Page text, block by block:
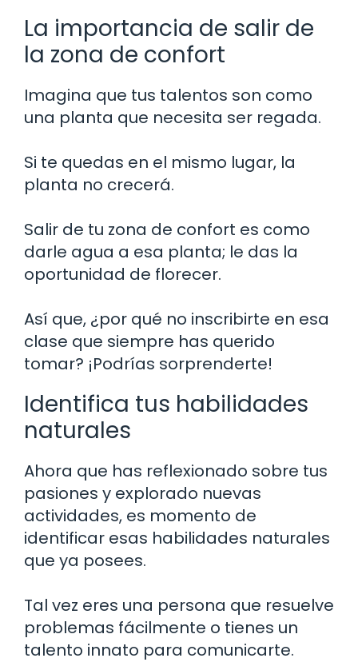
La importancia de salir de
la zona de confort
Imagina que tus talentos son como
una planta que necesita ser regada.
Si te quedas en el mismo lugar, la
planta no crecerá.
Salir de tu zona de confort es como
darle agua a esa planta; le das la
oportunidad de florecer.
Así que, ¿por qué no inscribirte en esa
clase que siempre has querido
tomar? ¡Podrías sorprenderte!
Identifica tus habilidades
naturales
Ahora que has reflexionado sobre tus
pasiones y explorado nuevas
actividades, es momento de
identificar esas habilidades naturales
que ya posees.
Tal vez eres una persona que resuelve
problemas fácilmente o tienes un
talento innato para comunicarte.